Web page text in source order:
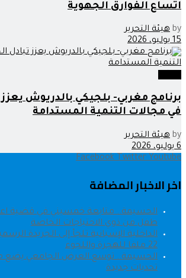
اتساع الفوارق الجهوية
by هيئة التحرير
15 يوليو، 2026
برنامج مغربي- بلجيكي بالدريوش يعزز
في مجالات التنمية المستدامة
by هيئة التحرير
6 يوليو، 2026
Facebook Twitter Youtube
اخر الاخبار المضافة
الحسيمة.. متابعة خمسيني في قضية
طفل من ذوي الاحتياجات الخاصة
الداخلية الإسبانية تلجأ إلى الجريدة
22 ملفا للهجرة واللجوء
الحسيمة.. توسع العرض الجامعي يضع
تحديات جديدة